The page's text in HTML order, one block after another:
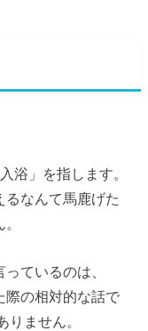
浴」を指します。
るなんて馬鹿げた
ているのは、
際の相対的な話で
ません。